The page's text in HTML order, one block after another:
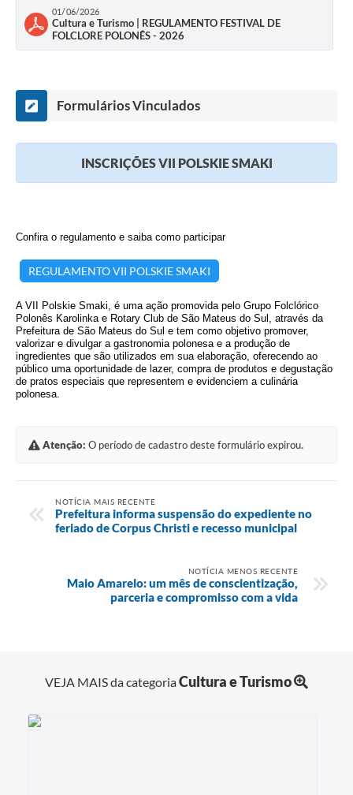
01/06/2026
Cultura e Turismo | REGULAMENTO FESTIVAL DE
FOLCLORE POLONÊS - 2026
Formulários Vinculados
INSCRIÇÕES VII POLSKIE SMAKI
Confira o regulamento e saiba como participar
REGULAMENTO VII POLSKIE SMAKI
A VII Polskie Smaki, é uma ação promovida pelo Grupo Folclórico
Polonês Karolinka e Rotary Club de São Mateus do Sul, através da
Prefeitura de São Mateus do Sul e tem como objetivo promover,
valorizar e divulgar a gastronomia polonesa e a produção de
ingredientes que são utilizados em sua elaboração, oferecendo ao
público uma oportunidade de lazer, compra de produtos e degustação
de pratos especiais que representem e evidenciem a culinária
polonesa.
Atenção: O período de cadastro deste formulário expirou.
NOTÍCIA MAIS RECENTE
Prefeitura informa suspensão do expediente no
feriado de Corpus Christi e recesso municipal
NOTÍCIA MENOS RECENTE
Maio Amarelo: um mês de conscientização,
parceria e compromisso com a vida
VEJA MAIS da categoriaCultura e Turismo